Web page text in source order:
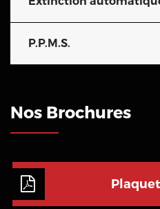
P.P.M.S.
Nos Brochures